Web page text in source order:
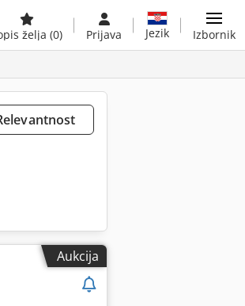
želja (0) Prijava Jezik Izbornik
Aukcija